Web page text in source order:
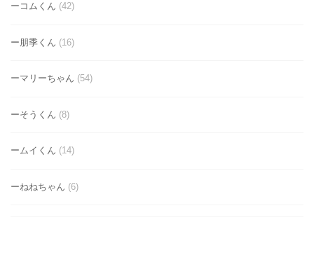
ーコムくん (42)
ー朋季くん (16)
ーマリーちゃん (54)
ーそうくん (8)
ームイくん (14)
ーねねちゃん (6)